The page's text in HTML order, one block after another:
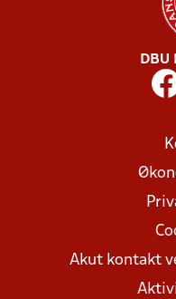
DBU
Akut kontakt